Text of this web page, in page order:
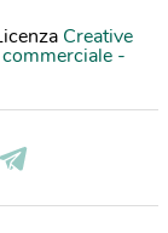
Creative
-